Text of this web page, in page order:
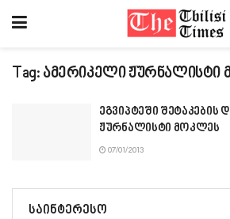
Tag: ამერიკელი ჟურნალისტი
ეგვიპტეში შეტაკების
ჟურნალისტი მოკლეს
07/01/2013
საინტერესო